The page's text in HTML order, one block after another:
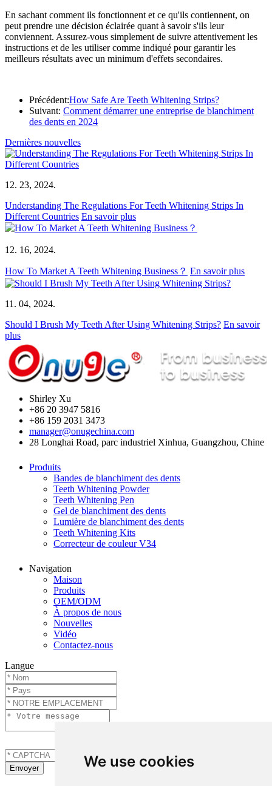
We use cookies
En sachant comment ils fonctionnent et ce qu'ils contiennent, on
peut prendre une décision éclairée quant à savoir s'ils leur
conviennent. Assurez-vous simplement de suivre attentivement les
instructions et de les utiliser comme indiqué pour garantir les
meilleurs résultats avec un minimum d'effets secondaires.
Précédent:​How Safe Are Teeth Whitening Strips?
Suivant: Comment démarrer une entreprise de blanchiment
des dents en 2024
Dernières nouvelles
12. 23, 2024.
Understanding The Regulations For Teeth Whitening Strips In
Different Countries En savoir plus
12. 16, 2024.
How To Market A Teeth Whitening Business？ En savoir plus
11. 04, 2024.
Should I Brush My Teeth After Using Whitening Strips? En savoir
plus
Shirley Xu
+86 20 3947 5816
+86 159 2031 3473
manager@onugechina.com
28 Longhai Road, parc industriel Xinhua, Guangzhou, Chine
Produits
Bandes de blanchiment des dents
Teeth Whitening Powder
Teeth Whitening Pen
Gel de blanchiment des dents
Lumière de blanchiment des dents
Teeth Whitening Kits
Correcteur de couleur V34
Navigation
Maison
Produits
OEM/ODM
À propos de nous
Nouvelles
Vidéo
Contactez-nous
Langue